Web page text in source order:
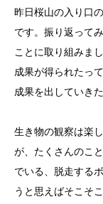
昨日桜山の入り口
です。振り返って
ことに取り組みま
成果が得られたっ
成果を出していき
生き物の観察は楽
が、たくさんのこ
でいる、脱走する
うと思えばそこそ